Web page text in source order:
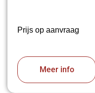
Prijs op aanvraag
Meer info